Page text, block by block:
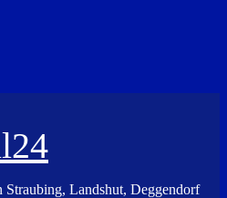
Straubing, Landshut, Deggendorf